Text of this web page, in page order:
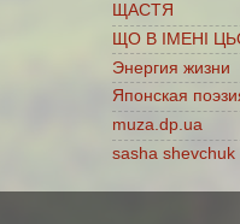
ЩАСТЯ
ЩО В ІМЕНІ
Энергия жизни
Японская
muza.dp.ua
sasha shevchuk